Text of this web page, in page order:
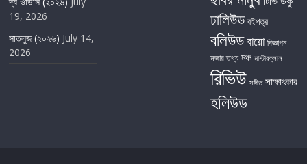
19, 2026
সাতলুজ (২০২৬) July 14,
2026
ঢালিউড বইপত্র
বলিউডবায়ো বিজ্ঞাপন
মজার তথ্য মঞ্চ মাস্টারক্লাস
রিভিউ সঙ্গীত সাক্ষাৎকার
হলিউড